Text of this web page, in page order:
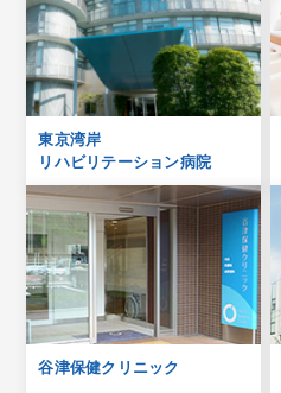
東京湾岸
リハビリテーション病院
谷津保健クリニック